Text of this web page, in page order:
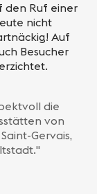
den Ruf einer
nicht
Auf
Besucher
die
von
Gervais,